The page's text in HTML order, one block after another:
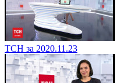
ТСН за 2020.11.23